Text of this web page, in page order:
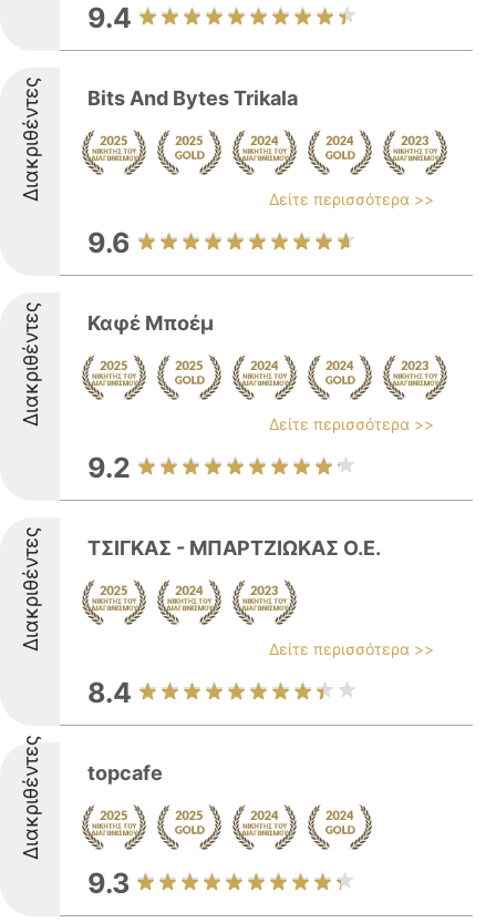
9.4
Διακριθέντες Bits And Bytes Trikala
Δείτε περισσότερα >>
9.6
Διακριθέντες Καφέ Μποέμ
Δείτε περισσότερα >>
9.2
Διακριθέντες ΤΣΙΓΚΑΣ - ΜΠΑΡΤΖΙΩΚΑΣ Ο.Ε.
Δείτε περισσότερα >>
8.4
Διακριθέντες topcafe
9.3